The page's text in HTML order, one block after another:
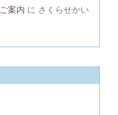
案内 に さくらせかい